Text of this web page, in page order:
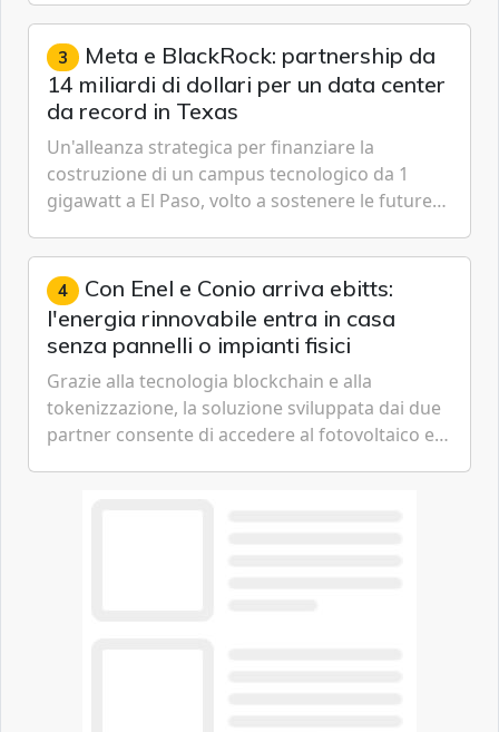
gestione continua del rischio.
3 Meta e BlackRock: partnership da
14 miliardi di dollari per un data center
da record in Texas
Un'alleanza strategica per finanziare la
costruzione di un campus tecnologico da 1
gigawatt a El Paso, volto a sostenere le future
artificiale dell'azienda di Mark Zuckerberg.
4 Con Enel e Conio arriva ebitts:
l'energia rinnovabile entra in casa
senza pannelli o impianti fisici
Grazie alla tecnologia blockchain e alla
tokenizzazione, la soluzione sviluppata dai due
partner consente di accedere al fotovoltaico e